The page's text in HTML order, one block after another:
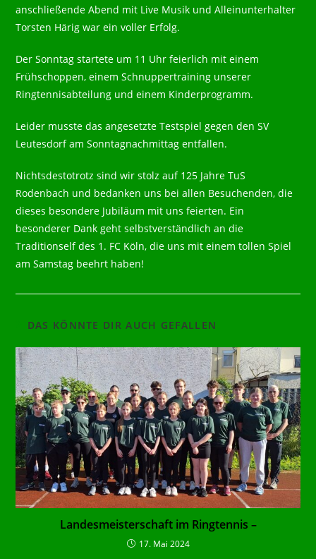
anschließende Abend mit Live Musik und Alleinunterhalter
Torsten Härig war ein voller Erfolg.
Der Sonntag startete um 11 Uhr feierlich mit einem
Frühschoppen, einem Schnuppertraining unserer
Ringtennisabteilung und einem Kinderprogramm.
Leider musste das angesetzte Testspiel gegen den SV
Leutesdorf am Sonntagnachmittag entfallen.
Nichtsdestotrotz sind wir stolz auf 125 Jahre TuS
Rodenbach und bedanken uns bei allen Besuchenden, die
dieses besondere Jubiläum mit uns feierten. Ein
besonderer Dank geht selbstverständlich an die
Traditionself des 1. FC Köln, die uns mit einem tollen Spiel
am Samstag beehrt haben!
DAS KÖNNTE DIR AUCH GEFALLEN
Landesmeisterschaft im Ringtennis –
17. Mai 2024